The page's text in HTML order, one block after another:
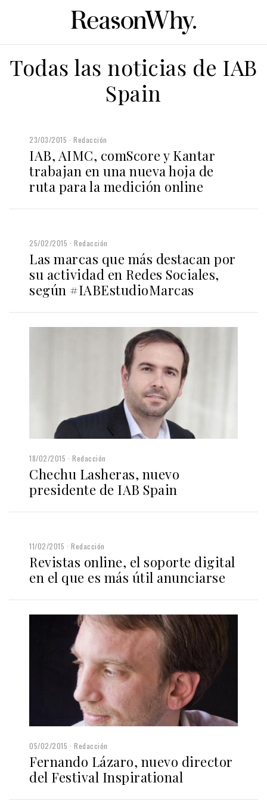
Todas las noticias de IAB
Spain
23/03/2015 Redacción
IAB, AIMC, comScore y Kantar
trabajan en una nueva hoja de
ruta para la medición online
25/02/2015 Redacción
Las marcas que más destacan por
su actividad en Redes Sociales,
según #IABEstudioMarcas
18/02/2015 Redacción
Chechu Lasheras, nuevo
presidente de IAB Spain
11/02/2015 Redacción
Revistas online, el soporte digital
en el que es más útil anunciarse
05/02/2015 Redacción
Fernando Lázaro, nuevo director
del Festival Inspirational